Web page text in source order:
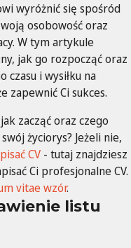
wyróżnić się spośród
osobowość oraz
W tym artykule
jak go rozpocząć oraz
i wysiłku na
zapewnić Ci sukces.
zacząć oraz czego
życiorys? Jeżeli nie,
CV - tutaj znajdziesz
Ci profesjonalne CV.
vitae wzór.
listu